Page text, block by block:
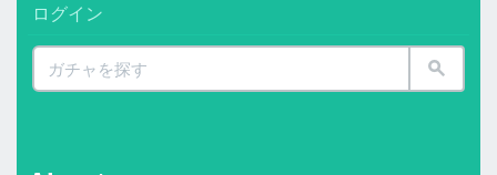
ログイン